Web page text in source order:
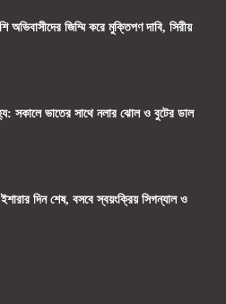
অভিবাসীদের জিম্মি করে মুক্তিপণ দাবি, সিরীয়
সকালে ভাতের সাথে নলার ঝোল ও বুটের ডাল
ইশারার দিন শেষ, বসবে স্বয়ংক্রিয় সিগন্যাল ও